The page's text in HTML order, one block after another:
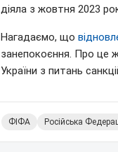
діяла з жовтня 2023
Нагадаємо, що
занепокоєння. Про це
України з питань
ФІФА Російська